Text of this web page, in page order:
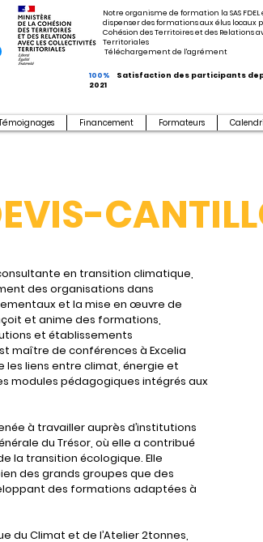
Notre organisme de formation la SAS
dispenser des formations aux élus locaux
Cohésion des Territoires et des Relations
Territoriales
Téléchargement de l'agrément
100% Satisfaction des participants
2021
Financement Formateurs
en transition climatique,
des organisations dans
et la mise en œuvre de
et anime des formations,
et établissements
maître de conférences à Excelia
les liens entre climat, énergie et
modules pédagogiques intégrés aux
à travailler auprès d’institutions
du Trésor, où elle a contribué
la transition écologique. Elle
des grands groupes que des
des formations adaptées à